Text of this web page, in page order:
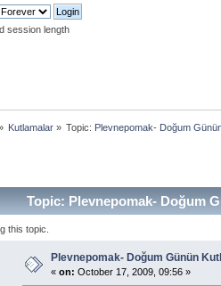
session length
Kutlamalar » Topic: Plevnepomak- Doğum
Topic: Plevnepomak- Doğum
this topic.
Plevnepomak- Doğum Günün
« on: October 17, 2009, 09:56 »